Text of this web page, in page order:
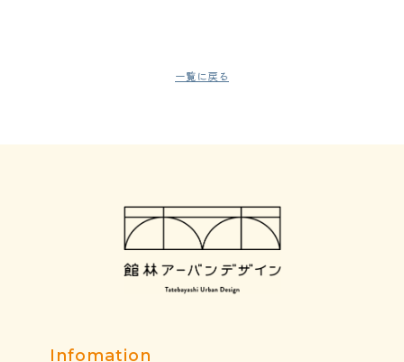
一覧に戻る
Infomation